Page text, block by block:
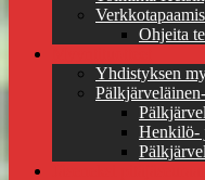
Ohjeita
Yhdistyksen
Henkilö-